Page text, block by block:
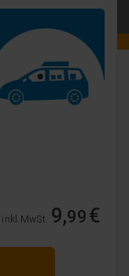
inkl. MwSt. 9,99€